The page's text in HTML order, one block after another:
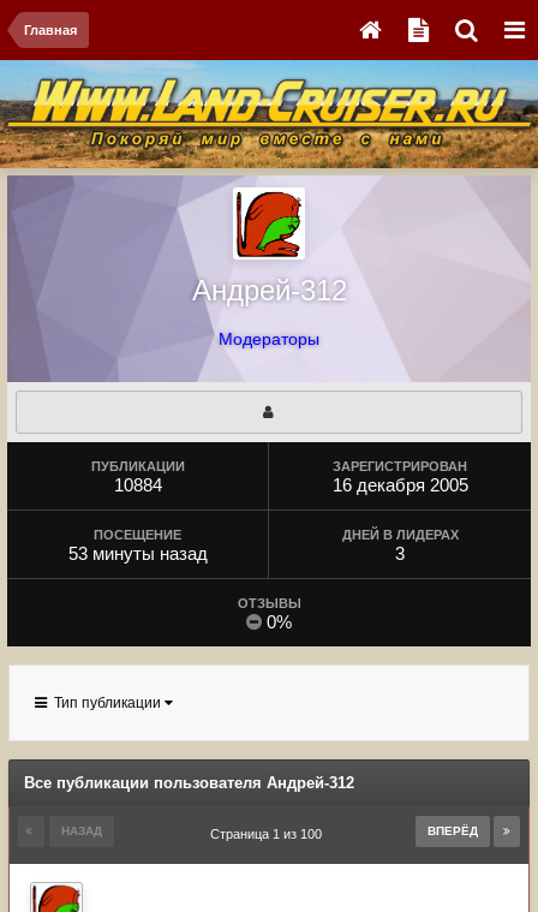
Главная
Андрей-312
Модераторы
ПУБЛИКАЦИИ
10884
ЗАРЕГИСТРИРОВАН
16 декабря 2005
ПОСЕЩЕНИЕ
53 минуты назад
ДНЕЙ В ЛИДЕРАХ
3
ОТЗЫВЫ
0%
Тип публикации
Все публикации пользователя Андрей-312
НАЗАД ВПЕРЁД
Страница 1 из 100